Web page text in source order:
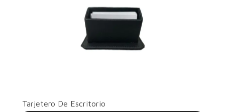
Tarjetero De Escritorio